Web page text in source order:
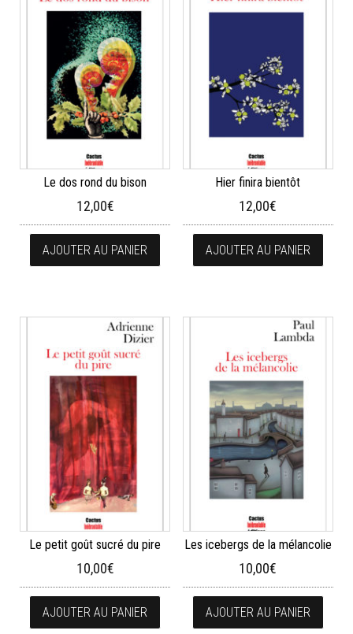
Le dos rond du bison
12,00€
AJOUTER AU PANIER
Hier finira bientôt
12,00€
AJOUTER AU PANIER
Le petit goût sucré du pire
10,00€
AJOUTER AU PANIER
Les icebergs de la mélancolie
10,00€
AJOUTER AU PANIER